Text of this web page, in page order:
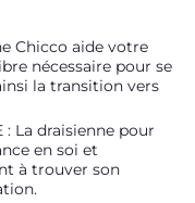
Chicco aide votre
nécessaire pour se
la transition vers
: La draisienne pour
en soi et
à trouver son